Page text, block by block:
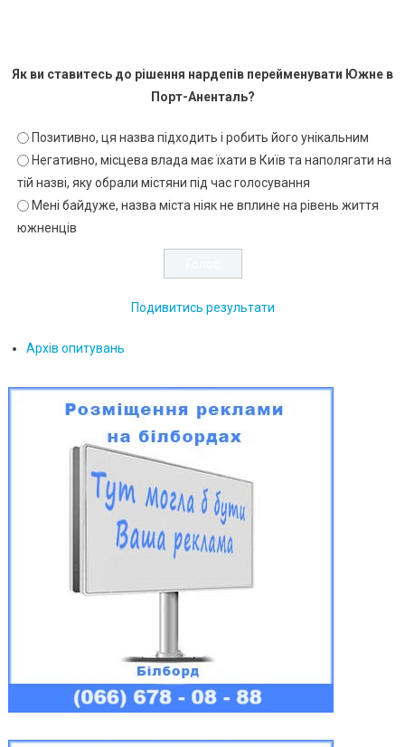
Як ви ставитесь до рішення нардепів перейменувати Южне в
Порт-Аненталь?
Позитивно, ця назва підходить і робить його унікальним
Негативно, місцева влада має їхати в Київ та наполягати на
тій назві, яку обрали містяни під час голосування
Мені байдуже, назва міста ніяк не вплине на рівень життя
южненців
Подивитись результати
Архів опитувань